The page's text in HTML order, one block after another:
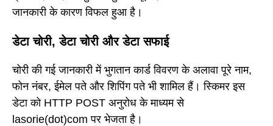
जानकारी के कारण विफल हुआ है।
डेटा चोरी, डेटा चोरी और डेटा सफाई
चोरी की गई जानकारी में भुगतान कार्ड विवरण के अलावा पूरे नाम,
फोन नंबर, ईमेल पते और शिपिंग पते भी शामिल हैं। स्किमर इस
डेटा को HTTP POST अनुरोध के माध्यम से
lasorie(dot)com पर भेजता है।